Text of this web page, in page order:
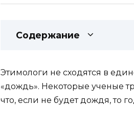
Содержание
Этимологи не сходятся в
«дождь». Некоторые ученые
что, если не будет дождя, то